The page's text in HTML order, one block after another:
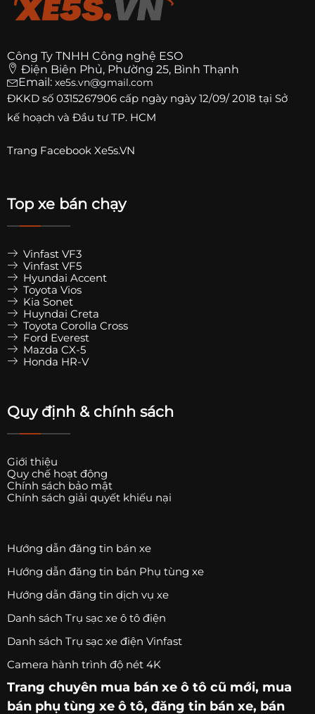
Công Ty TNHH Công nghệ ESO
Điện Biên Phủ, Phường 25, Bình Thạnh
Email: xe5s.vn@gmail.com
ĐKKD số 0315267906 cấp ngày ngày 12/09/ 2018 tại Sở
kế hoạch và Đầu tư TP. HCM
Trang Facebook Xe5s.VN
Top xe bán chạy
Vinfast VF3
Vinfast VF5
Hyundai Accent
Toyota Vios
Kia Sonet
Huyndai Creta
Toyota Corolla Cross
Ford Everest
Mazda CX-5
Honda HR-V
Quy định & chính sách
Giới thiệu
Quy chế hoạt động
Chính sách bảo mật
Chính sách giải quyết khiếu nại
Hướng dẫn đăng tin bán xe
Hướng dẫn đăng tin bán Phụ tùng xe
Hướng dẫn đăng tin dịch vụ xe
Danh sách Trụ sạc xe ô tô điện
Danh sách Trụ sạc xe điện Vinfast
Camera hành trình độ nét 4K
Trang chuyên mua bán xe ô tô cũ mới, mua
bán phụ tùng xe ô tô, đăng tin bán xe, bán